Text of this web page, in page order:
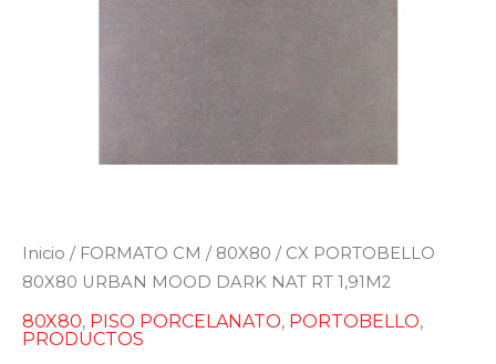
Inicio / FORMATO CM / 80X80 / CX PORTOBELLO
80X80 URBAN MOOD DARK NAT RT 1,91M2
80X80, PISO PORCELANATO, PORTOBELLO,
PRODUCTOS